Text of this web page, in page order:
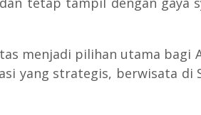
menjadi pilihan utama bagi
yang strategis, berwisata di